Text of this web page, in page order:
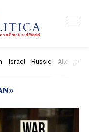
Israël Russie Allemagne